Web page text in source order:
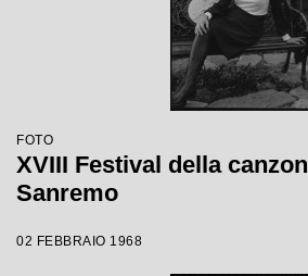
FOTO
XVIII Festival della
Sanremo
02 FEBBRAIO 1968